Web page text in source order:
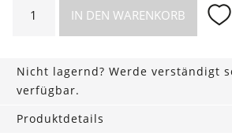
Unterhemd
Menge
IN DEN WARENKORB
Nicht lagernd? Werde verständigt
verfügbar.
Produktdetails